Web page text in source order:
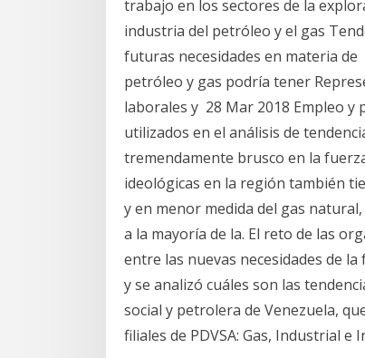
trabajo en los sectores de la
industria del petróleo y el gas
futuras necesidades en materia
petróleo y gas podría tener
laborales y 28 Mar 2018 Empleo
utilizados en el análisis de
tremendamente brusco en la
ideológicas en la región también
y en menor medida del gas
a la mayoría de la. El reto de las
entre las nuevas necesidades de
y se analizó cuáles son las
social y petrolera de Venezuela,
filiales de PDVSA: Gas, Industrial e